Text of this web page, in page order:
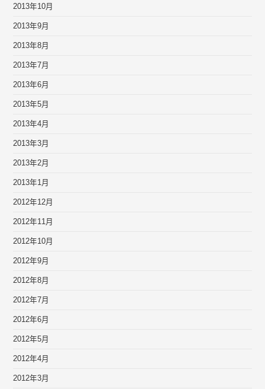
2013年10月
2013年9月
2013年8月
2013年7月
2013年6月
2013年5月
2013年4月
2013年3月
2013年2月
2013年1月
2012年12月
2012年11月
2012年10月
2012年9月
2012年8月
2012年7月
2012年6月
2012年5月
2012年4月
2012年3月